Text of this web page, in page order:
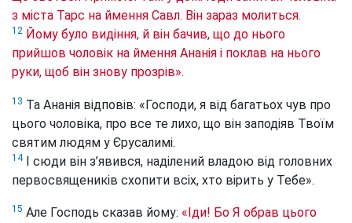
з міста Тарс на ймення Савл. Він зараз молиться.
12 Йому було видіння, й він бачив, що до нього
прийшов чоловік на ймення Ананія і поклав на нього
руки, щоб він знову прозрів».
13 Та Ананія відповів: «Господи, я від багатьох чув про
цього чоловіка, про все те лихо, що він заподіяв Твоїм
святим людям у Єрусалимі.
14І сюди він з’явився, наділений владою від головних
первосвящеників схопити всіх, хто вірить у Тебе».
15 Але Господь сказав йому: «Іди! Бо Я обрав цього